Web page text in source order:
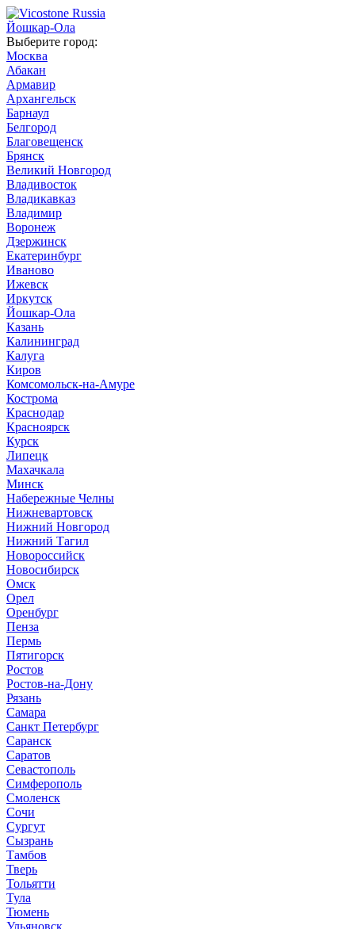
Йошкар-Ола
Выберите город:
Москва
Абакан
Армавир
Архангельск
Барнаул
Белгород
Благовещенск
Брянск
Великий Новгород
Владивосток
Владикавказ
Владимир
Воронеж
Дзержинск
Екатеринбург
Иваново
Ижевск
Иркутск
Йошкар-Ола
Казань
Калининград
Калуга
Киров
Комсомольск-на-Амуре
Кострома
Краснодар
Красноярск
Курск
Липецк
Махачкала
Минск
Набережные Челны
Нижневартовск
Нижний Новгород
Нижний Тагил
Новороссийск
Новосибирск
Омск
Орел
Оренбург
Пенза
Пермь
Пятигорск
Ростов
Ростов-на-Дону
Рязань
Самара
Санкт Петербург
Саранск
Саратов
Севастополь
Симферополь
Смоленск
Сочи
Сургут
Сызрань
Тамбов
Тверь
Тольятти
Тула
Тюмень
Ульяновск